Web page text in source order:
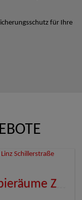
für Ihre